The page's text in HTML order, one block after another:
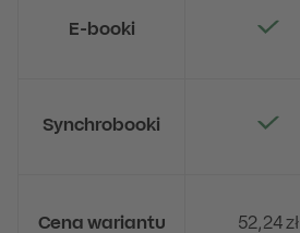
E-booki
Synchrobook
Cena wariantu 52,24 zł